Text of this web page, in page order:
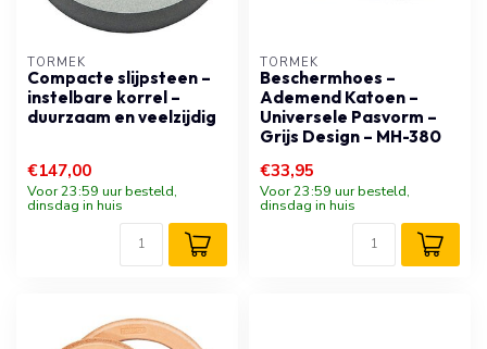
TORMEK
Compacte slijpsteen –
instelbare korrel –
duurzaam en veelzijdig
€147,00
Voor 23:59 uur besteld,
dinsdag in huis
TORMEK
Beschermhoes –
Ademend Katoen –
Universele Pasvorm –
Grijs Design – MH-380
€33,95
Voor 23:59 uur besteld,
dinsdag in huis